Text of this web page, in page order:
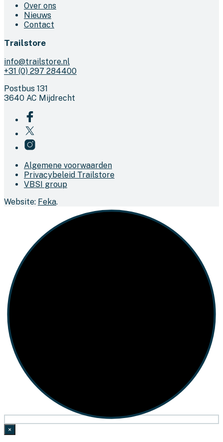
Over ons
Nieuws
Contact
Trailstore
info@trailstore.nl
+31 (0) 297 284400
Postbus 131
3640 AC Mijdrecht
Algemene voorwaarden
Privacybeleid Trailstore
VBSI group
Website: Feka.
×